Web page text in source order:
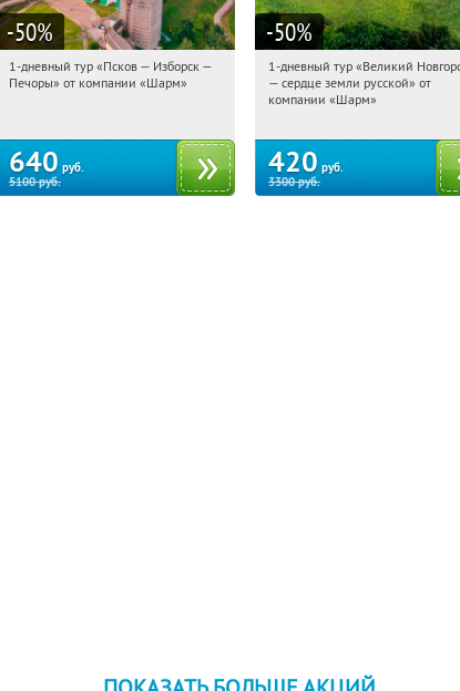
-50%
10:09:30 Купили:12
1-дневный тур «Псков — Изборск —
Печоры» от компании «Шарм»
640 руб.
5100руб.
-50%
10:09:30
Достоевская
1-дневный тур «Великий
— сердце земли русской» от
компании «Шарм»
420 руб.
3300руб.